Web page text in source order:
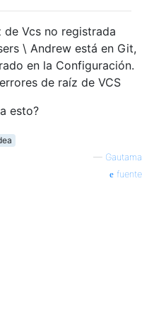
Vcs no registrada
\ Andrew está en Git,
en la Configuración.
de raíz de VCS
esto?
— Gautama
fuente